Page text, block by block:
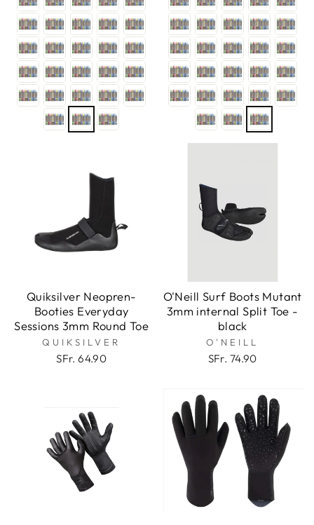
Quiksilver Neopren-
Booties Everyday
Sessions 3mm Round Toe
QUIKSILVER
SFr. 64.90
O'Neill Surf Boots Mutant
3mm internal Split Toe -
black
O'NEILL
SFr. 74.90